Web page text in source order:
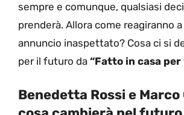
sempre e comunque, qualsiasi
prenderà. Allora come reagiranno
annuncio inaspettato? Cosa ci si
per il futuro da “Fatto in casa per
Benedetta Rossi e Marco